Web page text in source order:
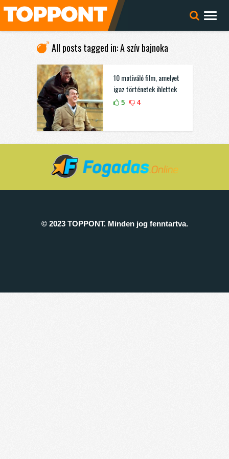
All posts tagged in: A szív bajnoka
10 motiváló film, amelyet
igaz történetek ihlettek
5 4
© 2023 TOPPONT. Minden jog fenntartva.